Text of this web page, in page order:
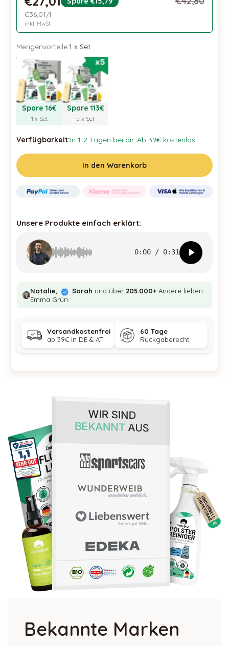
€36,01/l
inkl. MwSt.
Mengenvorteile:1 x Set
1 x Set
Spare 16€
1 x Set
5 x Set
Spare 113€
5 x Set
Verfügbarkeit:In 1-2 Tagen bei dir. Ab 39€ kostenlos.
In den Warenkorb
Unsere Produkte einfach erklärt:
0:00 / 0:31
Natalie, Sarah und über 205.000+Andere lieben
Emma Grün.
Versandkostenfrei
ab 39€ in DE & AT
60 Tage
Rückgaberecht
Bekannte Marken